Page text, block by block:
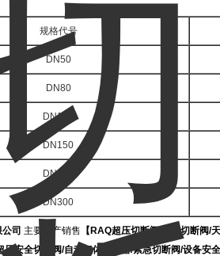
规格代号
DN50
DN80
DN100
DN150
DN200
DN300
司 主要生产销售 【 RAQ超压切断阀
/安全切断阀/
压安全切断阀/自动气体切断器/紧急切断阀/设备安